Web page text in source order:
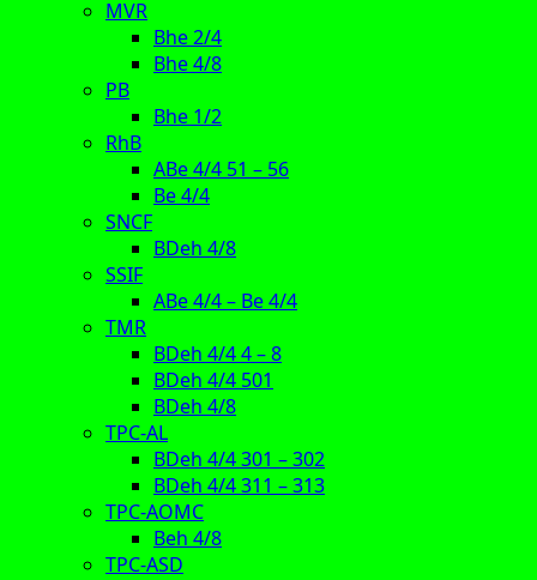
MVR
Bhe 2/4
Bhe 4/8
PB
Bhe 1/2
RhB
ABe 4/4 51 – 56
Be 4/4
SNCF
BDeh 4/8
SSIF
ABe 4/4 – Be 4/4
TMR
BDeh 4/4 4 – 8
BDeh 4/4 501
BDeh 4/8
TPC-AL
BDeh 4/4 301 – 302
BDeh 4/4 311 – 313
TPC-AOMC
Beh 4/8
TPC-ASD